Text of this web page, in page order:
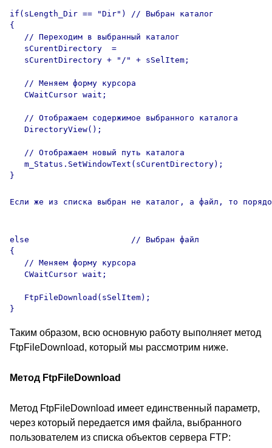
if(sLength_Dir == "Dir") // Выбран каталог
{
   // Переходим в выбранный каталог
   sCurentDirectory  =
   sCurentDirectory + "/" + sSelItem;
   // Меняем форму курсора
   CWaitCursor wait;
   // Отображаем содержимое выбранного каталога
   DirectoryView();
   // Отображаем новый путь каталога
   m_Status.SetWindowText(sCurentDirectory);
}
Если же из списка выбран не каталог, а файл, то
else                     // Выбран файл
{
   // Меняем форму курсора
   CWaitCursor wait;
   FtpFileDownload(sSelItem);
Таким образом, всю основную работу выполняет метод
FtpFileDownload, который мы рассмотрим ниже.
Метод FtpFileDownload
Метод FtpFileDownload имеет единственный параметр,
через который передается имя файла, выбранного
пользователем из списка объектов сервера FTP: